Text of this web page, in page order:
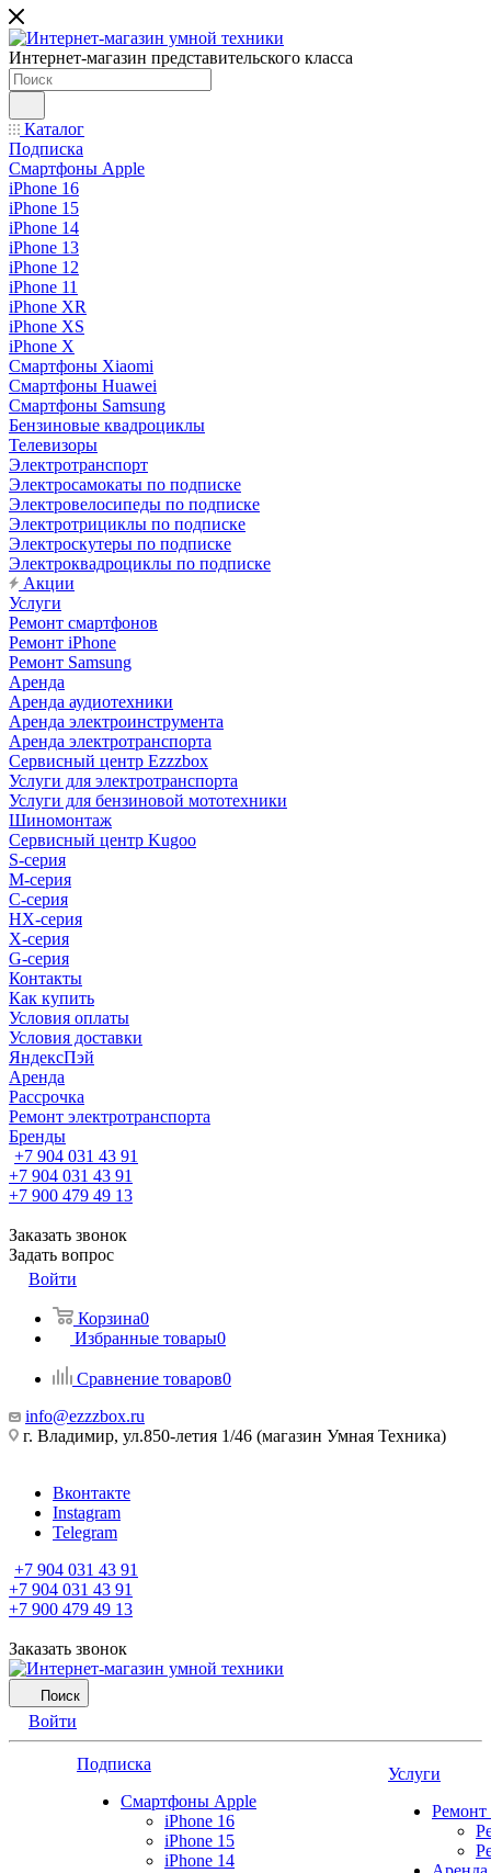
Интернет-магазин представительского класса
Каталог
Подписка
Смартфоны Apple
iPhone 16
iPhone 15
iPhone 14
iPhone 13
iPhone 12
iPhone 11
iPhone XR
iPhone XS
iPhone X
Смартфоны Xiaomi
Смартфоны Huawei
Смартфоны Samsung
Бензиновые квадроциклы
Телевизоры
Электротранспорт
Электросамокаты по подписке
Электровелосипеды по подписке
Электротрициклы по подписке
Электроскутеры по подписке
Электроквадроциклы по подписке
Акции
Услуги
Ремонт смартфонов
Ремонт iPhone
Ремонт Samsung
Аренда
Аренда аудиотехники
Аренда электроинструмента
Аренда электротранспорта
Сервисный центр Ezzzbox
Услуги для электротранспорта
Услуги для бензиновой мототехники
Шиномонтаж
Сервисный центр Kugoo
S-cерия
M-серия
С-серия
HX-серия
X-серия
G-серия
Контакты
Как купить
Условия оплаты
Условия доставки
ЯндексПэй
Аренда
Рассрочка
Ремонт электротранспорта
Бренды
+7 904 031 43 91
+7 904 031 43 91
+7 900 479 49 13
Заказать звонок
Задать вопрос
Войти
Корзина0
Избранные товары0
Сравнение товаров0
info@ezzzbox.ru
г. Владимир, ул.850-летия 1/46 (магазин Умная Техника)
Вконтакте
Instagram
Telegram
+7 904 031 43 91
+7 904 031 43 91
+7 900 479 49 13
Заказать звонок
Поиск
Войти
Подписка
Смартфоны Apple
iPhone 16
iPhone 15
iPhone 14
Услуги
Ремонт